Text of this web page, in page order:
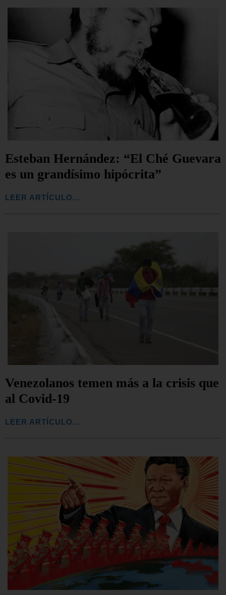
Esteban Hernández: “El Ché Guevara
es un grandísimo hipócrita”
LEER ARTÍCULO...
Venezolanos temen más a la crisis que
al Covid-19
LEER ARTÍCULO...